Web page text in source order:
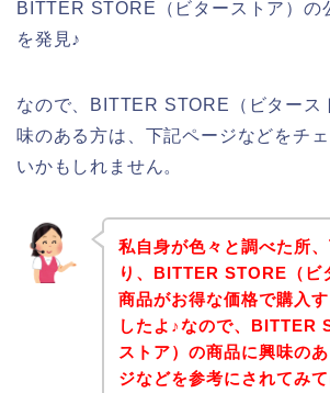
BITTER STORE（ビターストア）の
を発見♪
なので、BITTER STORE（ビタース
味のある方は、下記ページなどをチ
いかもしれません。
私自身が色々と調べた所
り、BITTER STORE（ビ
商品がお得な価格で購入
したよ♪なので、BITTER
ストア）の商品に興味の
ジなどを参考にされてみ